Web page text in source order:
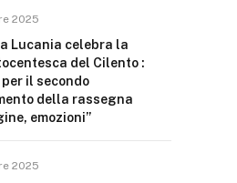
2025
Lucania celebra la
del Cilento :
il secondo
della rassegna
emozioni”
2025